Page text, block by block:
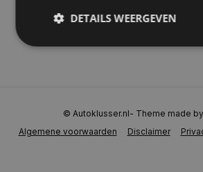
Algemene voorwaarden Disclaimer
© Autoklusser.nl- Theme made by
DETAILS WEERGEVEN
Strikt noodzakelijke cookies maken de
kernfunctionaliteiten van de website